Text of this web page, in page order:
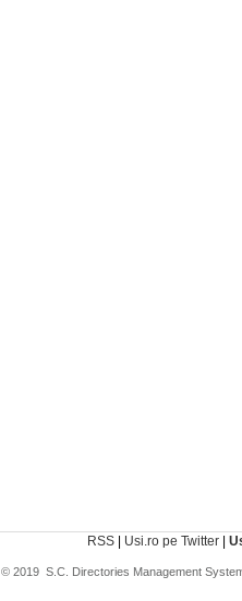
RSS | Usi.ro pe Twitter |
© 2019 S.C. Directories Management